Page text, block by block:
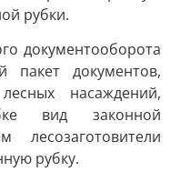
рубки.
документооборота
пакет документов,
насаждений,
вид законной
лесозаготовители
рубку.